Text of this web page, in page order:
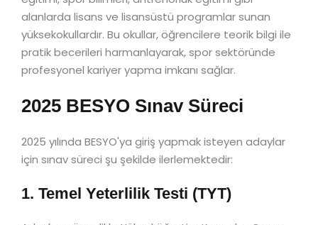
alanlarda lisans ve lisansüstü programlar sunan
yüksekokullardır. Bu okullar, öğrencilere teorik bilgi ile
pratik becerileri harmanlayarak, spor sektöründe
profesyonel kariyer yapma imkanı sağlar.
2025 BESYO Sınav Süreci
2025 yılında BESYO'ya giriş yapmak isteyen adaylar
için sınav süreci şu şekilde ilerlemektedir:
1. Temel Yeterlilik Testi (TYT)